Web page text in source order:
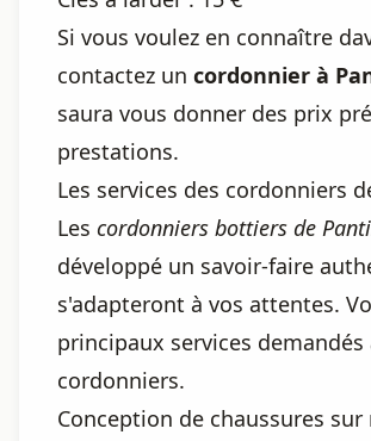
Si vous voulez en connaître
contactez un cordonnier à
saura vous donner des prix
prestations.
Les services des cordonniers
Les cordonniers bottiers de
développé un savoir-faire
s'adapteront à vos attentes.
principaux services demandés
cordonniers.
Conception de chaussures sur